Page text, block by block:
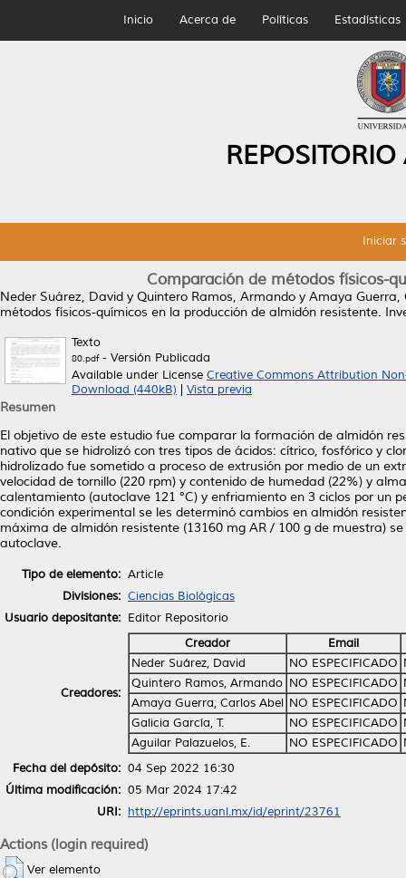
Inicio Acerca de Políticas Estadísticas
Iniciar
Comparación de métodos físicos-
Neder Suárez, David y Quintero Ramos, Armando y Amaya Guerra,
métodos físicos-químicos en la producción de almidón resistente.
Texto
80.pdf- Versión Publicada
Available under License Creative Commons Attribution
Download (440kB)
Vista previa
Resumen
El objetivo de este estudio fue comparar la formación de almidón
nativo que se hidrolizó con tres tipos de ácidos: cítrico, fosfórico y
hidrolizado fue sometido a proceso de extrusión por medio de un
velocidad de tornillo (220 rpm) y contenido de humedad (22%) y
calentamiento (autoclave 121 °C) y enfriamiento en 3 ciclos por un
condición experimental se les determinó cambios en almidón
máxima de almidón resistente (13160 mg AR / 100 g de muestra)
autoclave.
Tipo de elemento: Article
Divisiones: Ciencias Biológicas
Usuario depositante: Editor Repositorio
Creadores:
Creador
Email
Neder Suárez, David
NO ESPECIFICADO
Quintero Ramos, Armando NO ESPECIFICADO
Amaya Guerra, Carlos Abel NO ESPECIFICADO
Galicia García, T.
NO ESPECIFICADO
Aguilar Palazuelos, E.
NO ESPECIFICADO
Fecha del depósito: 04 Sep 2022 16:30
Última modificación: 05 Mar 2024 17:42
URI: http://eprints.uanl.mx/id/eprint/23761
Actions (login required)
Ver elemento